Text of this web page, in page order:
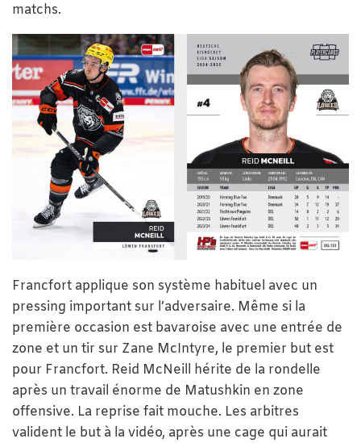
matchs.
Francfort applique son système habituel avec un
pressing important sur l’adversaire. Même si la
première occasion est bavaroise avec une entrée de
zone et un tir sur Zane McIntyre, le premier but est
pour Francfort. Reid McNeill hérite de la rondelle
après un travail énorme de Matushkin en zone
offensive. La reprise fait mouche. Les arbitres
valident le but à la vidéo, après une cage qui aurait